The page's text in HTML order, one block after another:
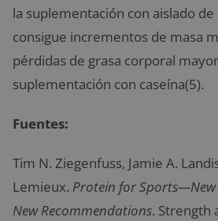
la suplementación con aislado
consigue incrementos de masa
pérdidas de grasa corporal
suplementación con caseína(5).
Fuentes:
Tim N. Ziegenfuss, Jamie A.
Lemieux. Protein for
New Recommendations. Strength